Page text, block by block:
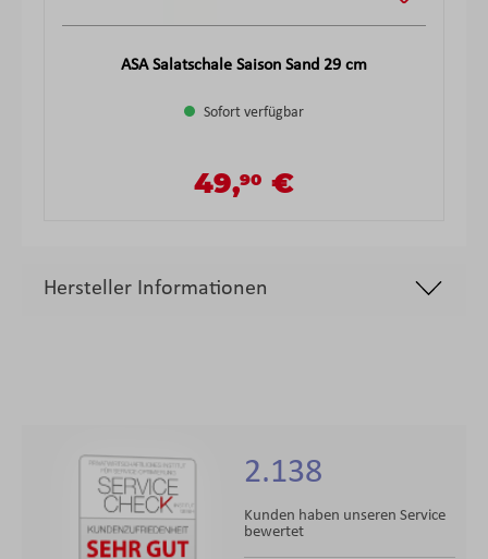
ASA Salatschale Saison Sand 29 cm
Sofort verfügbar
Regulärer Preis:
Verkaufspreis:
49,90 €
Hersteller Informationen
2.138
Kunden haben unseren Service
bewertet